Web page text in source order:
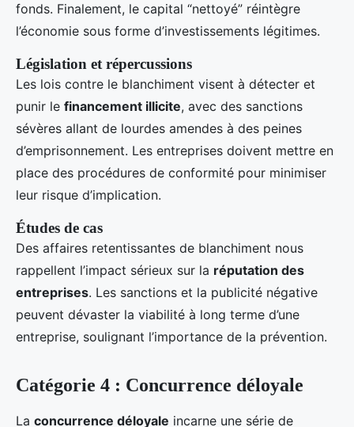
fonds. Finalement, le capital “nettoyé” réintègre
l’économie sous forme d’investissements légitimes.
Législation et répercussions
Les lois contre le blanchiment visent à détecter et
punir le financement illicite, avec des sanctions
sévères allant de lourdes amendes à des peines
d’emprisonnement. Les entreprises doivent mettre en
place des procédures de conformité pour minimiser
leur risque d’implication.
Études de cas
Des affaires retentissantes de blanchiment nous
rappellent l’impact sérieux sur la réputation des
entreprises. Les sanctions et la publicité négative
peuvent dévaster la viabilité à long terme d’une
entreprise, soulignant l’importance de la prévention.
Catégorie 4 : Concurrence déloyale
La concurrence déloyale incarne une série de